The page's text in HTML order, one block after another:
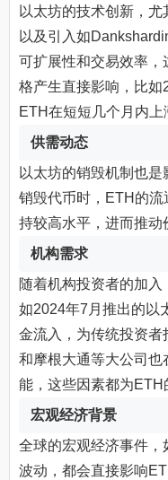
以太坊的技术创新，尤
以及引入如
可扩展性和交易效率
格产生直接影响，比
ETH在短短几个月内上
供需动态
以太坊的销毁机制也
销毁代币时，ETH的
持较高水平，进而推动
机构需求
随着机构投资者的加
如2024年7月推出的以
金流入，为传统投资
和摩根大通等大公司也
能，这些因素都为ETH
宏观经济背景
全球的宏观经济事件
波动，都会直接影响